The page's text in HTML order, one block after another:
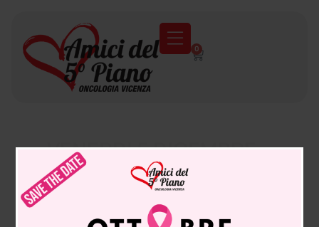
0
VENERDI 5 DICEMBRE –
CONCERTO “LA MUSICA
CHE CURA”